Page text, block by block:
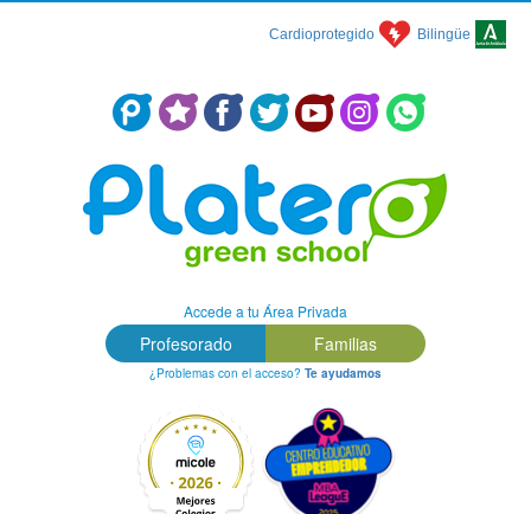
Cardioprotegido Bilingüe
Centro Concertado en Málaga: Colegio Platero Green School
Accede a tu Área Privada
Profesorado Familias
¿Problemas con el acceso? Te ayudamos